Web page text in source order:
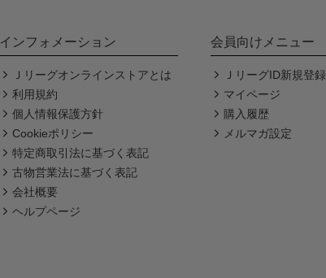
インフォメーション
Ｊリーグオンラインストアとは
利用規約
個人情報保護方針
Cookieポリシー
特定商取引法に基づく表記
古物営業法に基づく表記
会社概要
ヘルプページ
会員向けメニュー
ＪリーグID新規登録
マイページ
購入履歴
メルマガ設定